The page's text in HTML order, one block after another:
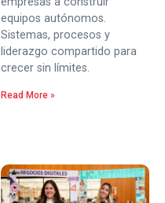
equipos autónomos.
Sistemas, procesos y
liderazgo compartido para
crecer sin límites.
Read More »